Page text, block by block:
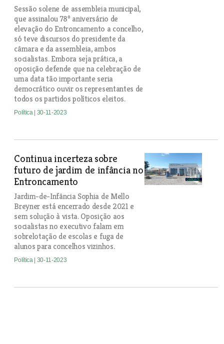
Sessão solene de assembleia municipal,
que assinalou 78º aniversário de
elevação do Entroncamento a concelho,
só teve discursos do presidente da
câmara e da assembleia, ambos
socialistas. Embora seja prática, a
oposição defende que na celebração de
uma data tão importante seria
democrático ouvir os representantes de
todos os partidos políticos eleitos.
Política | 30-11-2023
Continua incerteza sobre
futuro de jardim de infância no
Entroncamento
Jardim-de-Infância Sophia de Mello
Breyner está encerrado desde 2021 e
sem solução à vista. Oposição aos
socialistas no executivo falam em
sobrelotação de escolas e fuga de
alunos para concelhos vizinhos.
Política | 30-11-2023